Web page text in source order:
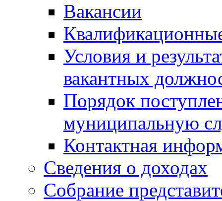
Вакансии
Условия и
вакантных
Порядок
муниципальную
Контактная
Сведения о доходах
Собрание